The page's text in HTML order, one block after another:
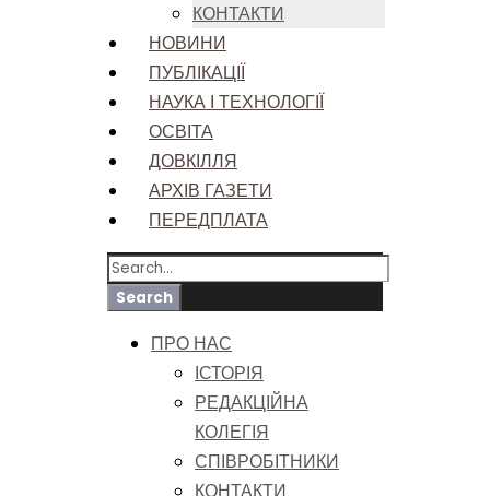
КОНТАКТИ
НОВИНИ
ПУБЛІКАЦІЇ
НАУКА І ТЕХНОЛОГІЇ
ОСВІТА
ДОВКІЛЛЯ
АРХІВ ГАЗЕТИ
ПЕРЕДПЛАТА
ПРО НАС
ІСТОРІЯ
РЕДАКЦІЙНА
КОЛЕГІЯ
СПІВРОБІТНИКИ